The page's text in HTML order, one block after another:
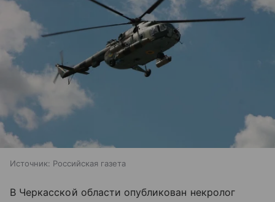
Источник: Российская газета
В Черкасской области опубликован некролог